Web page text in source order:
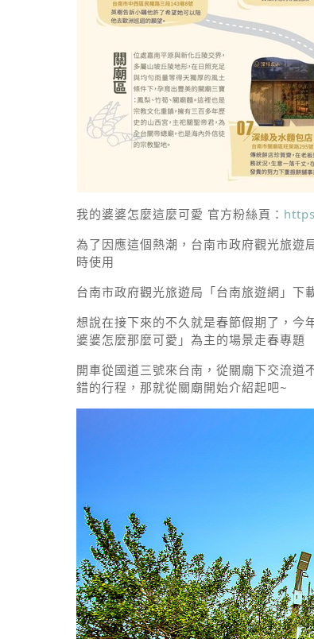
我的婆婆怎麼這麼可愛 官方粉絲頁 ：
為了因應這個熱潮，台南市政府觀光旅遊
時使用
台南市政府觀光旅遊局「台南旅遊網」下
想說在接下來的不久就是春節假期了，今
婆婆怎麼那麼可愛」為主的場景走春專題
開車從國道三號來台南，從關廟下交流道
錯的行程，那就從關廟開始介紹起吧~